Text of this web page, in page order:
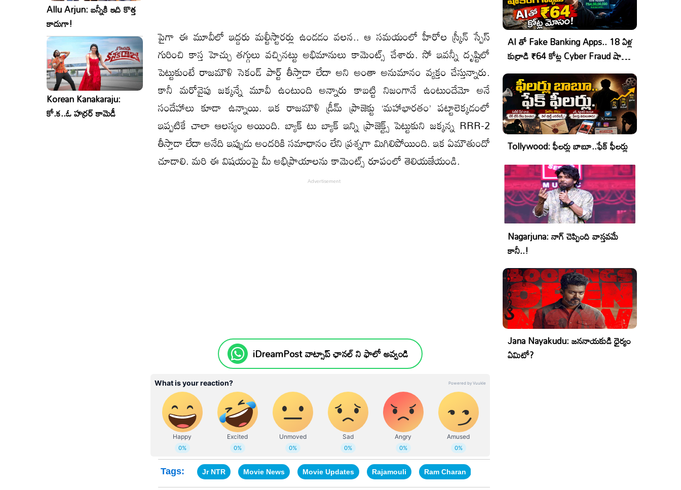
Allu Arjun: బన్నీకి ఇది కొత్త
కాదుగా!
Korean Kanakaraju:
కో.క..ఓ హర్రర్ కామెడీ
పైగా ఈ మూవీలో ఇద్దరు మల్టీస్టారర్లు ఉండడం వలన.. ఆ సమయంలో హీరోల స్క్రీన్ స్పేస్
గురించి కాస్త హెచ్చు తగ్గులు వచ్చినట్టు అభిమానులు కామెంట్స్ చేశారు. సో ఇవన్నీ దృష్టిలో
పెట్టుకుంటే రాజమౌళి సెకండ్ పార్ట్ తీస్తాడా లేదా అని అంతా అనుమానం వ్యక్తం చేస్తున్నారు.
కానీ మరోవైపు జక్కన్నే మూవీ ఉంటుంది అన్నారు కాబట్టి నిజంగానే ఉంటుందేమో అనే
సందేహాలు కూడా ఉన్నాయి. ఇక రాజమౌళి డ్రీమ్ ప్రాజెక్టు ‘మహాభారతం’ పట్టాలెక్కడంలో
ఇప్పటికే చాలా ఆలస్యం అయింది. బ్యాక్ టు బ్యాక్ ఇన్ని ప్రాజెక్ట్స్ పెట్టుకుని జక్కన్న RRR-2
తీస్తాడా లేదా అనేది ఇప్పుడు అందరికి సమాధానం లేని ప్రశ్నగా మిగిలిపోయింది. ఇక ఏమౌతుందో
చూడాలి. మరి ఈ విషయంపై మీ అభిప్రాయాలను కామెంట్స్ రూపంలో తెలియజేయండి.
iDreamPost వాట్సాప్ ఛానల్ ని ఫాలో అవ్వండి
Tags: Jr NTR Movie News Movie Updates Rajamouli Ram Charan
AI తో Fake Banking Apps.. 18 ఏళ్ల
కుర్రాడి ₹64 కోట్ల Cyber Fraud షాకింగ్
ఆపరేషన్!
Tollywood: ఫీలర్లు బాబూ..ఫేక్ ఫీలర్లు
Nagarjuna: నాగ్ చెప్పింది వాస్తవమే
కానీ..!
Jana Nayakudu: జననాయకుడి ధైర్యం
ఏమిటో?